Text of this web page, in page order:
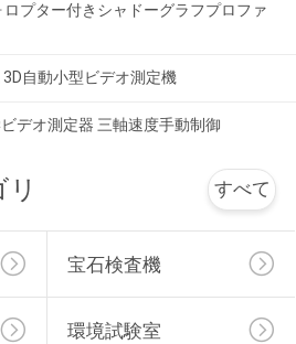
プター付きシャドーグラフプロファ
自動小型ビデオ測定機
デオ測定器 三軸速度手動制御
すべて
宝石検査機
環境試験室